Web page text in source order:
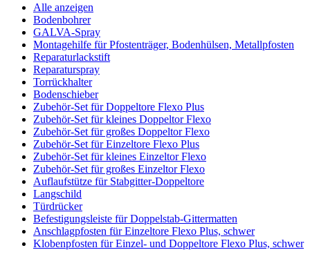
Alle anzeigen
Bodenbohrer
GALVA-Spray
Montagehilfe für Pfostenträger, Bodenhülsen, Metallpfosten
Reparaturlackstift
Reparaturspray
Torrückhalter
Bodenschieber
Zubehör-Set für Doppeltore Flexo Plus
Zubehör-Set für kleines Doppeltor Flexo
Zubehör-Set für großes Doppeltor Flexo
Zubehör-Set für Einzeltore Flexo Plus
Zubehör-Set für kleines Einzeltor Flexo
Zubehör-Set für großes Einzeltor Flexo
Auflaufstütze für Stabgitter-Doppeltore
Langschild
Türdrücker
Befestigungsleiste für Doppelstab-Gittermatten
Anschlagpfosten für Einzeltore Flexo Plus, schwer
Klobenpfosten für Einzel- und Doppeltore Flexo Plus, schwer